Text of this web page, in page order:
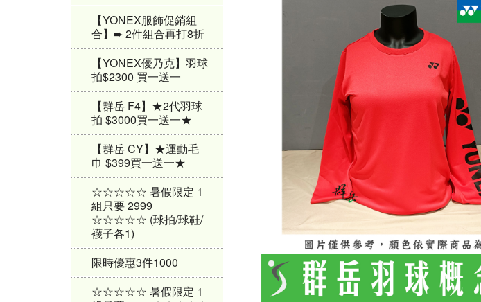
【YONEX服飾促銷組
合】➨ 2件組合再打8折
【YONEX優乃克】羽球
拍$2300 買一送一
【群岳 F4】★2代羽球
拍 $3000買一送一★
【群岳 CY】★運動毛
巾 $399買一送一★
☆☆☆☆☆ 暑假限定 1
組只要 2999
☆☆☆☆☆ (球拍/球鞋/
襪子各1)
限時優惠3件1000
☆☆☆☆☆ 暑假限定 1